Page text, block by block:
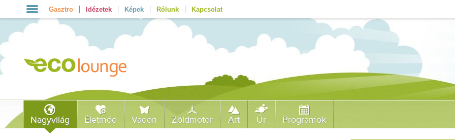
Gasztro Idézetek Képek Rólunk Kapcsolat
Nagyvilág Életmód Vadon Zöldmotor Art Űr Programok